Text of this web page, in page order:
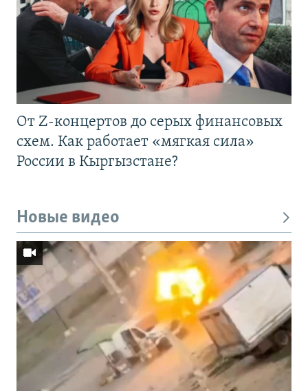
От Z-концертов до серых финансовых
схем. Как работает «мягкая сила»
России в Кыргызстане?
Новые видео